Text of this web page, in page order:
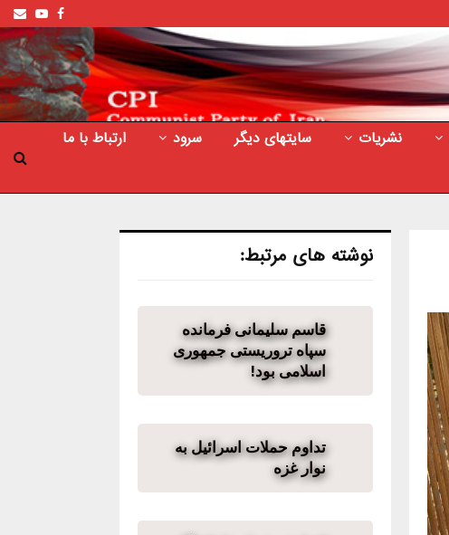
Facebook
نشریات سایتهای دیگر سرود
ارتباط با ما
نوشته های مرتبط:
قاسم سلیمانی فرمانده
سپاه تروریستی جمهوری
اسلامی بود!
تداوم حملات اسرائیل به
نوار غزه